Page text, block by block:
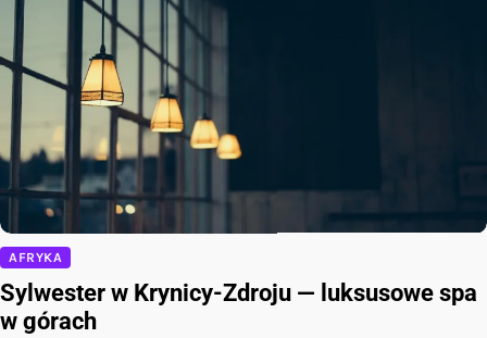
AFRYKA
Sylwester w Krynicy-Zdroju — luksusowe spa
w górach